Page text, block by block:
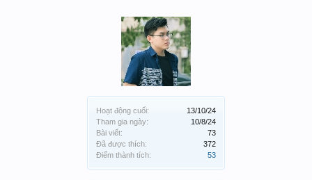
Hoạt động cuối:
13/10/24
Tham gia ngày:
10/8/24
Bài viết:
73
Đã được thích:
372
Điểm thành tích:
53